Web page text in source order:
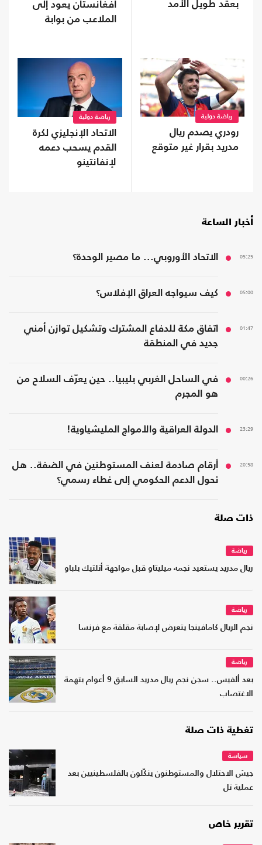
بعقد طويل الأمد
أفغانستان يعود إلى
الملاعب من بوابة
رياضة دولية
رودري يصدم ريال
مدريد بقرار غير متوقع
رياضة دولية
الاتحاد الإنجليزي لكرة
القدم يسحب دعمه
لإنفانتينو
أخبار الساعة
05:25 الاتحاد الأوروبي... ما مصير الوحدة؟
05:00 كيف سيواجه العراق الإفلاس؟
01:47
اتفاق مكة للدفاع المشترك وتشكيل توازن أمني
جديد في المنطقة
00:26
في الساحل الغربي بليبيا.. حين يعرّف السلاح من
هو المجرم
23:29 الدولة العراقية والأمواج المليشياوية!
20:58
أرقام صادمة لعنف المستوطنين في الضفة.. هل
تحول الدعم الحكومي إلى غطاء رسمي؟
ذات صلة
رياضة
ريال مدريد يستعيد نجمه ميليتاو قبل مواجهة أتلتيك بلباو
رياضة
نجم الريال كامافينجا يتعرض لإصابة مقلقة مع فرنسا
رياضة
بعد ألفيس.. سجن نجم ريال مدريد السابق 9 أعوام بتهمة
الاغتصاب
تغطية ذات صلة
سياسة
جيش الاحتلال والمستوطنون ينكّلون بالفلسطينيين بعد
عملية تل
تقرير خاص